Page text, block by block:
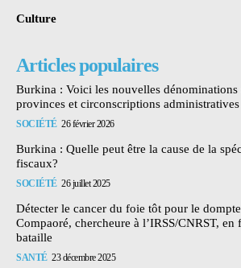
Culture
Articles populaires
Burkina : Voici les nouvelles dénominations
provinces et circonscriptions administratives
SOCIÉTÉ 26 février 2026
Burkina : Quelle peut être la cause de la
fiscaux?
SOCIÉTÉ 26 juillet 2025
Détecter le cancer du foie tôt pour le
Compaoré, chercheure à l’IRSS/CNRST, en
bataille
SANTÉ 23 décembre 2025